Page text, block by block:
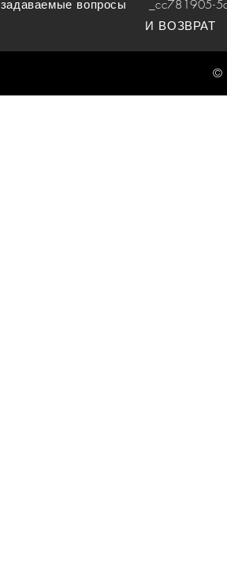
задаваемые вопросы _cc781905-
И ВОЗВРАТ
©